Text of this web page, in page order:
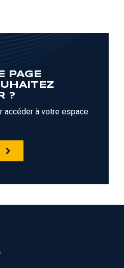
PAGE
?
accéder à votre espace